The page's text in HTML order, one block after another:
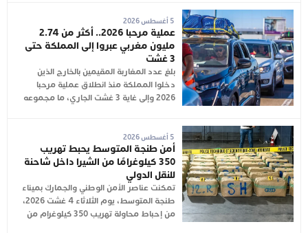
5 أغسطس 2026
عملية مرحبا 2026.. أكثر من 2.74
مليون مغربي عبروا إلى المملكة حتى
3 غشت
بلغ عدد المغاربة المقيمين بالخارج الذين
دخلوا المملكة منذ انطلاق عملية مرحبا
2026 وإلى غاية 3 غشت الجاري، ما مجموعه
5 أغسطس 2026
أمن طنجة المتوسط يحبط تهريب
350 كيلوغرامًا من الشيرا داخل شاحنة
للنقل الدولي
تمكنت عناصر الأمن الوطني والجمارك بميناء
طنجة المتوسط، يوم الثلاثاء 4 غشت 2026،
من إحباط محاولة تهريب 350 كيلوغرام من